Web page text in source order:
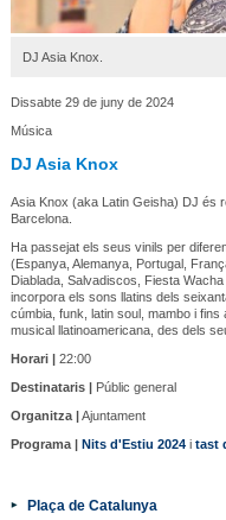
DJ Asia Knox.
Dissabte 29 de juny de 2024
Música
DJ Asia Knox
Asia Knox (aka Latin Geisha) DJ és
Barcelona.
Ha passejat els seus vinils per
(Espanya, Alemanya, Portugal,
Diablada, Salvadiscos, Fiesta
incorpora els sons llatins dels
cúmbia, funk, latin soul, mambo i
musical llatinoamericana, des dels
Horari |22:00
Destinataris |Públic general
Organitza |Ajuntament
Programa | Nits d'Estiu 2024i tast
Plaça de Catalunya